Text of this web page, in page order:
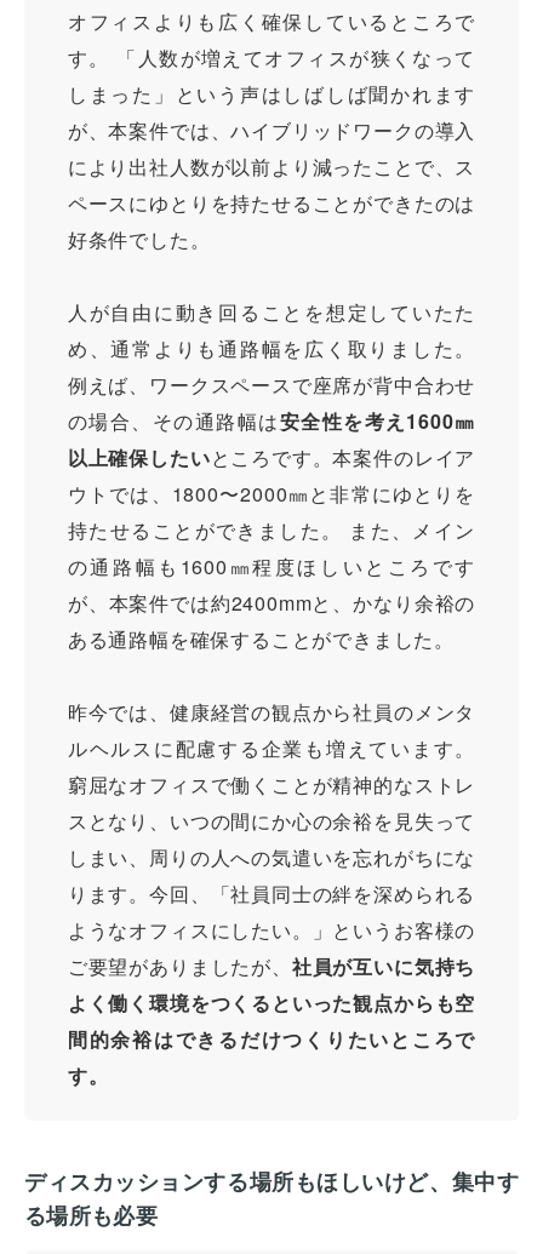
オフィスよりも広く確保しているところで
す。 「人数が増えてオフィスが狭くなって
しまった」という声はしばしば聞かれます
が、本案件では、ハイブリッドワークの導入
により出社人数が以前より減ったことで、ス
ペースにゆとりを持たせることができたのは
好条件でした。
人が自由に動き回ることを想定していたた
め、通常よりも通路幅を広く取りました。
例えば、ワークスペースで座席が背中合わせ
の場合、その通路幅は安全性を考え1600㎜
以上確保したいところです。本案件のレイア
ウトでは、1800〜2000㎜と非常にゆとりを
持たせることができました。 また、メイン
の通路幅も1600㎜程度ほしいところです
が、本案件では約2400mmと、かなり余裕の
ある通路幅を確保することができました。
昨今では、健康経営の観点から社員のメンタ
ルヘルスに配慮する企業も増えています。
窮屈なオフィスで働くことが精神的なストレ
スとなり、いつの間にか心の余裕を見失って
しまい、周りの人への気遣いを忘れがちにな
ります。今回、「社員同士の絆を深められる
ようなオフィスにしたい。」というお客様の
ご要望がありましたが、 社員が互いに気持ち
よく働く環境をつくるといった観点からも空
間的余裕はできるだけつくりたいところで
す。
ディスカッションする場所もほしいけど、集中す
る場所も必要